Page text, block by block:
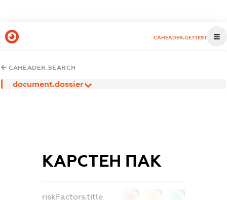
CAHEADER.GETTEST
CAHEADER.SEARCH
document.dossier
КАРСТЕН ПАК
riskFactors.title